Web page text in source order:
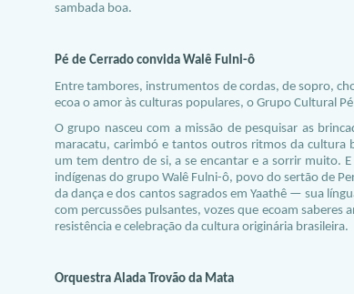
sambada boa.
Pé de Cerrado convida Walê Fulni-ô
Entre tambores, instrumentos de cordas, de sopro,
ecoa o amor às culturas populares, o Grupo Cultural
O grupo nasceu com a missão de pesquisar as
maracatu, carimbó e tantos outros ritmos da cultura
um tem dentro de si, a se encantar e a sorrir muito.
indígenas do grupo Walê Fulni-ô, povo do sertão de
da dança e dos cantos sagrados em Yaathê — sua
com percussões pulsantes, vozes que ecoam
resistência e celebração da cultura originária brasileira.
Orquestra Alada Trovão da Mata